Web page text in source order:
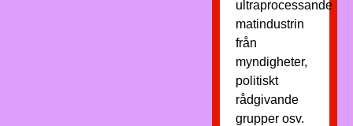
ultraprocessande
matindustrin
från
myndigheter,
politiskt
rådgivande
grupper osv.